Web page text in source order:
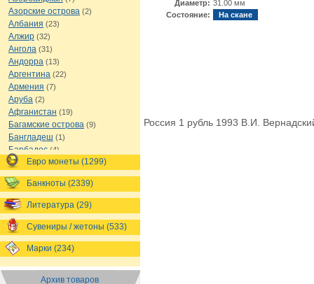
Азорские острова (2)
Албания (23)
Алжир (32)
Ангола (31)
Андорра (13)
Аргентина (22)
Армения (7)
Аруба (2)
Афганистан (19)
Багамские острова (9)
Бангладеш (1)
Барбадос (4)
Бахрейн(1)
Беларусь(18)
Белиз(16)
Бельгия(69)
Бельгийское Конго(4)
Бенин(4)
Бермуды(1)
Болгария(43)
Босния и Герцеговина
Евро монеты (1299)
Банкноты (2339)
Литература (29)
Сувениры / жетоны (533)
Марки (234)
Архив товаров
Диаметр: 31.00 мм
Состояние:
На скане
Россия 1 рубль 1993 В.И.